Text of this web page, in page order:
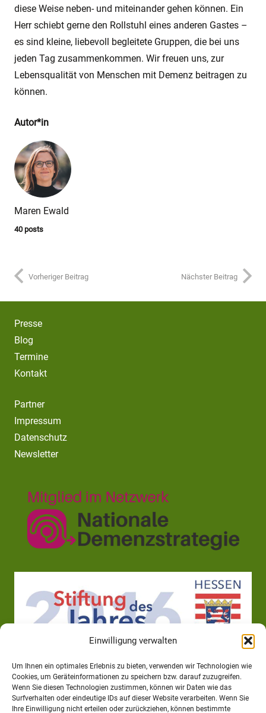
Einwilligung verwalten
Um Ihnen ein optimales Erlebnis zu bieten, verwenden wir Technologien wie
Cookies, um Geräteinformationen zu speichern bzw. darauf zuzugreifen.
Wenn Sie diesen Technologien zustimmen, können wir Daten wie das
Surfverhalten oder eindeutige IDs auf dieser Website verarbeiten. Wenn Sie
Ihre Einwilligung nicht erteilen oder zurückziehen, können bestimmte
diese Weise neben- und miteinander gehen können. Ein
Herr schiebt gerne den Rollstuhl eines anderen Gastes –
es sind kleine, liebevoll begleitete Gruppen, die bei uns
jeden Tag zusammenkommen. Wir freuen uns, zur
Lebensqualität von Menschen mit Demenz beitragen zu
können.
Autor*in
Maren Ewald
40 posts
Vorheriger Beitrag Nächster Beitrag
Presse
Blog
Termine
Kontakt
Partner
Impressum
Datenschutz
Newsletter